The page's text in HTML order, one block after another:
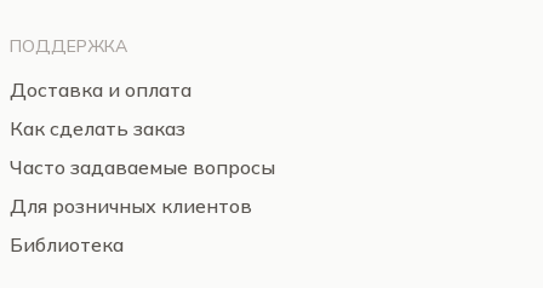
ПОДДЕРЖКА
Доставка и оплата
Как сделать заказ
Часто задаваемые вопросы
Для розничных клиентов
Библиотека